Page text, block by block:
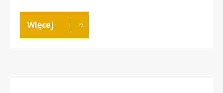
Więcej